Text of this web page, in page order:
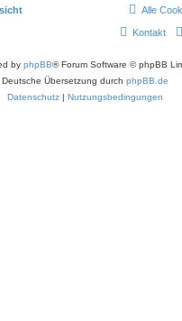
Alle
Kontakt
by phpBB® Forum Software © phpBB
Deutsche Übersetzung durch phpBB.de
Datenschutz | Nutzungsbedingungen